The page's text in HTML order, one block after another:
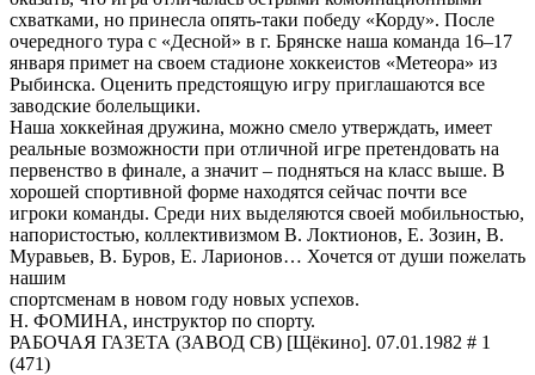
схватками, но принесла опять-таки победу «Корду». После
очередного тура с «Десной» в г. Брянске наша команда 16–17
января примет на своем стадионе хоккеистов «Метеора» из
Рыбинска. Оценить предстоящую игру приглашаются все
заводские болельщики.
Наша хоккейная дружина, можно смело утверждать, имеет
реальные возможности при отличной игре претендовать на
первенство в финале, а значит – подняться на класс выше. В
хорошей спортивной форме находятся сейчас почти все
игроки команды. Среди них выделяются своей мобильностью,
напористостью, коллективизмом В. Локтионов, Е. Зозин, В.
Муравьев, В. Буров, Е. Ларионов… Хочется от души пожелать
нашим
спортсменам в новом году новых успехов.
Н. ФОМИНА, инструктор по спорту.
РАБОЧАЯ ГАЗЕТА (ЗАВОД СВ) [Щёкино]. 07.01.1982 # 1
(471)